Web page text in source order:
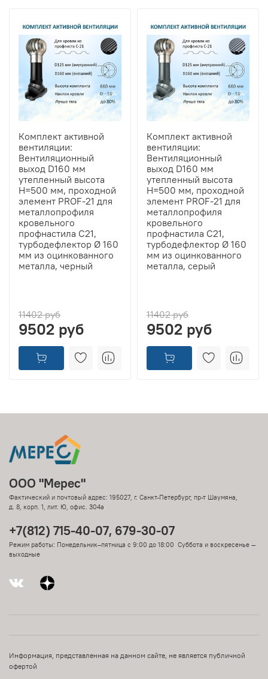
Комплект активной
вентиляции:
Вентиляционный
выход D160 мм
утепленный высота
H=500 мм, проходной
элемент PROF-21 для
металлопрофиля
кровельного
профнастила С21,
турбодефлектор Ø 160
мм из оцинкованного
металла, черный
11402 руб
9502 руб
Комплект активной
вентиляции:
Вентиляционный
выход D160 мм
утепленный высота
H=500 мм, проходной
элемент PROF-21 для
металлопрофиля
кровельного
профнастила С21,
турбодефлектор Ø 160
мм из оцинкованного
металла, серый
11402 руб
9502 руб
ООО "Мерес"
Фактический и почтовый адрес: 195027, г. Санкт-Петербург, пр-т Шаумяна,
д. 8, корп. 1, лит. Ю, офис. 304а
+7(812) 715-40-07, 679-30-07
Режим работы: Понедельник–пятница с 9:00 до 18:00 Суббота и воскресенье —
выходные
Информация, представленная на данном сайте, не является публичной
офертой